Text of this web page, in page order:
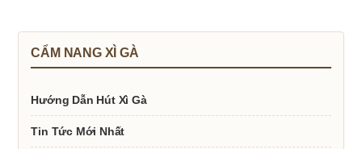
CẨM NANG XÌ GÀ
Hướng Dẫn Hút Xì Gà
Tin Tức Mới Nhất